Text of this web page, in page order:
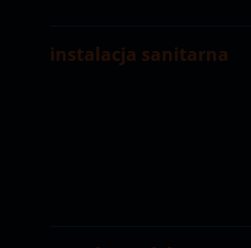
instalacja sanitarna